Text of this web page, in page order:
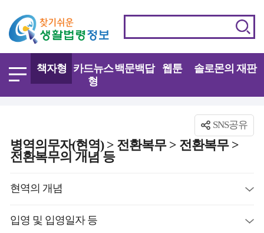
책자형
카드뉴스
형
백문백답 웹툰 솔로몬의 재판
SNS공유
병역의무자(현역) > 전환복무 > 전환복무 >
전환복무의 개념 등
현역의 개념
입영 및 입영일자 등